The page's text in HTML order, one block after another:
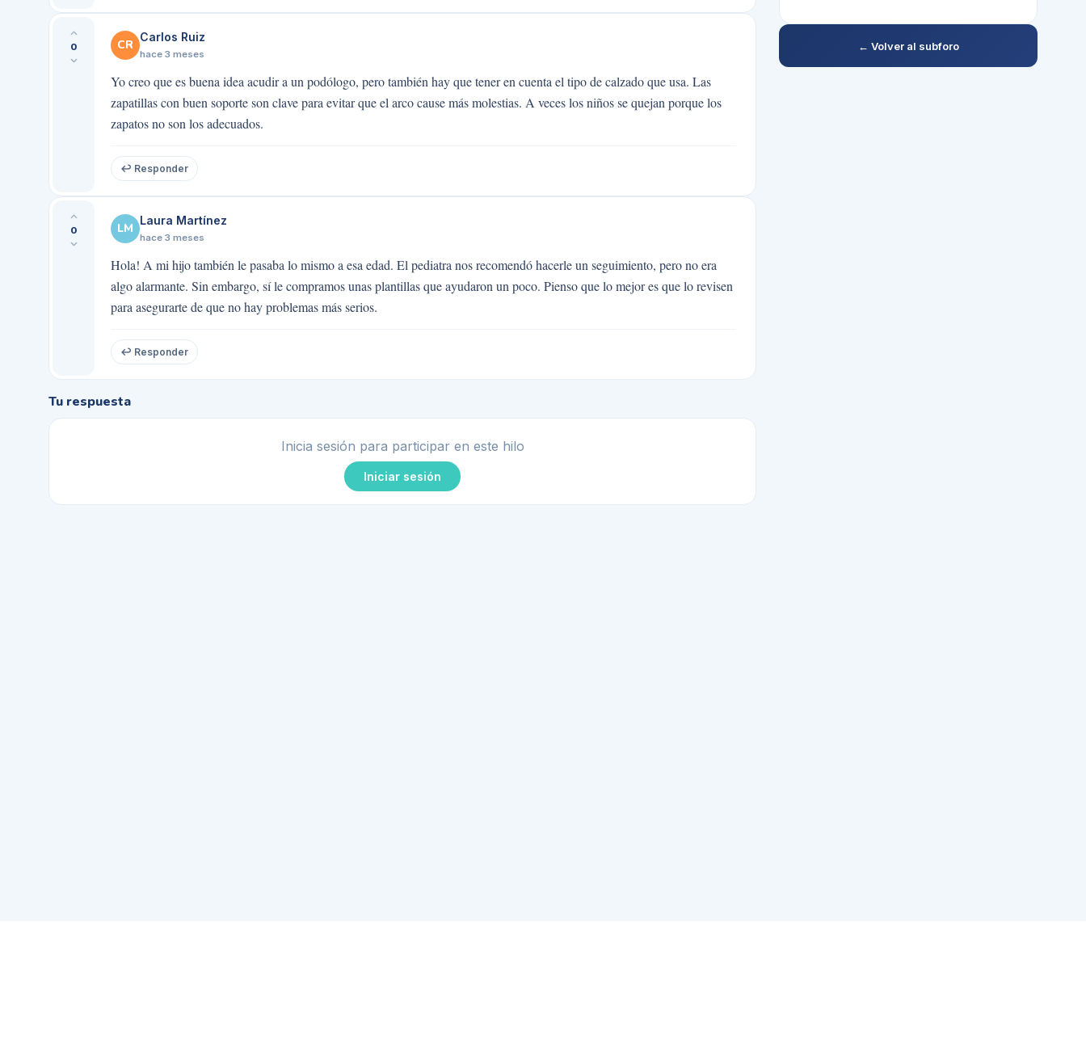
0 CR
Carlos Ruiz
hace 3 meses
Yo creo que es buena idea acudir a un podólogo, pero también hay que tener en cuenta el tipo de calzado que usa. Las
zapatillas con buen soporte son clave para evitar que el arco cause más molestias. A veces los niños se quejan porque los
zapatos no son los adecuados.
↩ Responder
0 LM
Laura Martínez
hace 3 meses
Hola! A mi hijo también le pasaba lo mismo a esa edad. El pediatra nos recomendó hacerle un seguimiento, pero no era
algo alarmante. Sin embargo, sí le compramos unas plantillas que ayudaron un poco. Pienso que lo mejor es que lo revisen
para asegurarte de que no hay problemas más serios.
↩ Responder
Tu respuesta
Inicia sesión para participar en este hilo
Iniciar sesión
← Volver al subforo